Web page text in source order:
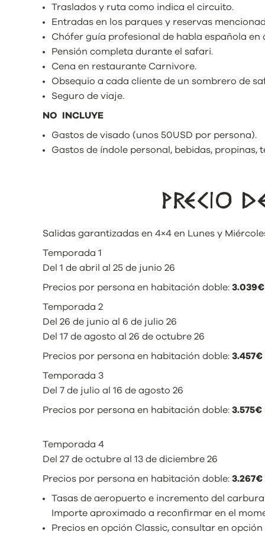
Traslados y ruta como indica el circuito.
Entradas en los parques y reservas
Chófer guía profesional de habla española en
Pensión completa durante el safari.
Cena en restaurante Carnivore.
Obsequio a cada cliente de un sombrero de
Seguro de viaje.
NO INCLUYE
Gastos de visado (unos 50USD por persona).
Gastos de índole personal, bebidas, propinas,
PRECIO
Salidas garantizadas en 4×4 en Lunes y
Temporada 1
Del 1 de abril al 25 de junio 26
Precios por persona en habitación doble: 3.039€
Temporada 2
Del 26 de junio al 6 de julio 26
Del 17 de agosto al 26 de octubre 26
Precios por persona en habitación doble: 3.457€
Temporada 3
Del 7 de julio al 16 de agosto 26
Precios por persona en habitación doble: 3.575€
Temporada 4
Del 27 de octubre al 13 de diciembre 26
Precios por persona en habitación doble: 3.267€
Tasas de aeropuerto e incremento del
Importe aproximado a reconfirmar en el
Precios en opción Classic, consultar en